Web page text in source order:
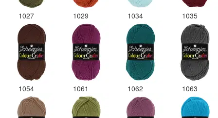
1027 1029 1034 1035
1054 1061 1062 1063